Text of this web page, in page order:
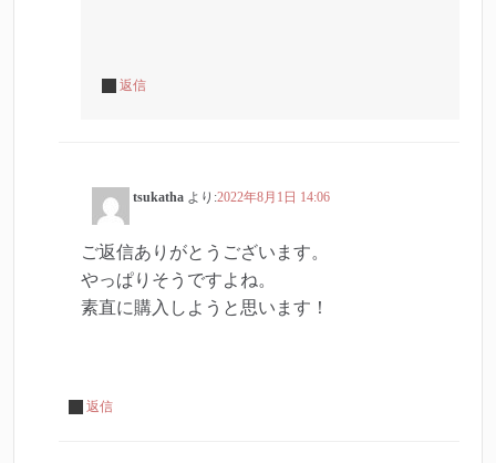
返信
tsukatha より:2022年8月1日 14:06
ご返信ありがとうございます。
やっぱりそうですよね。
素直に購入しようと思います！
返信